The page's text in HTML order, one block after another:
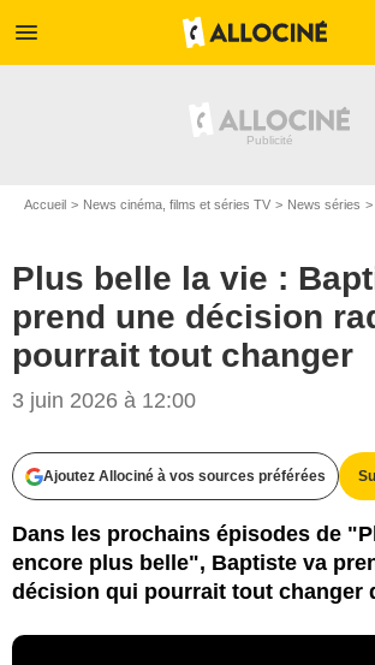
menu
Accueil News cinéma, films et séries TV News séries
Plus belle la vie :
prend une décision
pourrait tout changer
3 juin 2026 à 12:00
Ajoutez Allociné à vos sources préférées
Dans les prochains épisodes de
encore plus belle", Baptiste va
décision qui pourrait tout changer